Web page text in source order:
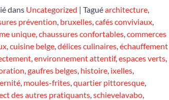
dans Uncategorized | Taguéarchitecture,
prévention, bruxelles,cafés conviviaux,
unique,chaussures confortables,commerces
,cuisine belge,délices culinaires,échauffement
,environnement attentif,espaces verts,
,gaufres belges, histoire, ixelles,
, moules-frites,quartier pittoresque,
des autres pratiquants,schievelavabo,